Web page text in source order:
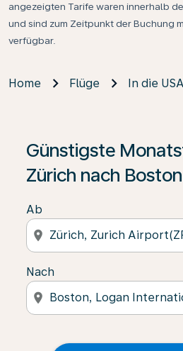
angezeigten Tarife waren innerhalb
und sind zum Zeitpunkt der Buchung
verfügbar.
Home Flüge In die USA
Günstigste
Zürich nach Boston
Ab
location_on
Nach
location_on